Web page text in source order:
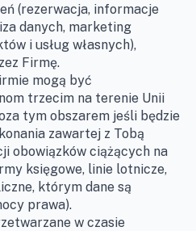
(rezerwacja, informacje
danych, marketing
i usług własnych),
Firmę.
mogą być
trzecim na terenie Unii
tym obszarem jeśli będzie
zawartej z Tobą
obowiązków ciążących na
księgowe, linie lotnicze,
którym dane są
prawa).
w czasie